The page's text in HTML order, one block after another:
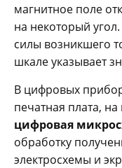
магнитное поле
на некоторый
силы возникшего
шкале указывает
В цифровых
печатная плата,
цифровая
обработку
электросхемы и